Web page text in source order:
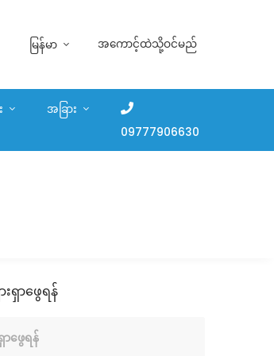
မြန်မာ အကောင့်ထဲသို့ဝင်မည်
အခြား
09777906630
းရှာဖွေရန်
ာဖွေရန်